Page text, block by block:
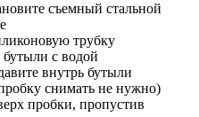
съемный стальной
трубку
с водой
внутрь бутыли
снимать не нужно)
пробки, пропустив